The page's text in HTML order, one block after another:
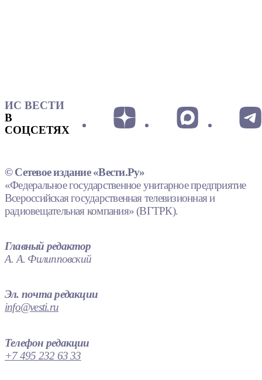
ИС ВЕСТИ
В
СОЦСЕТЯХ
© Сетевое издание «Вести.Ру»
«Федеральное государственное унитарное предприятие
Всероссийская государственная телевизионная и
радиовещательная компания» (ВГТРК).
Главный редактор
А. А. Филипповский
Эл. почта редакции
info@vesti.ru
Телефон редакции
+7 495 232 63 33